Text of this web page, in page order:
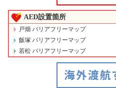
AED設置箇所
戸畑 バリアフリーマップ
飯塚 バリアフリーマップ
若松 バリアフリーマップ